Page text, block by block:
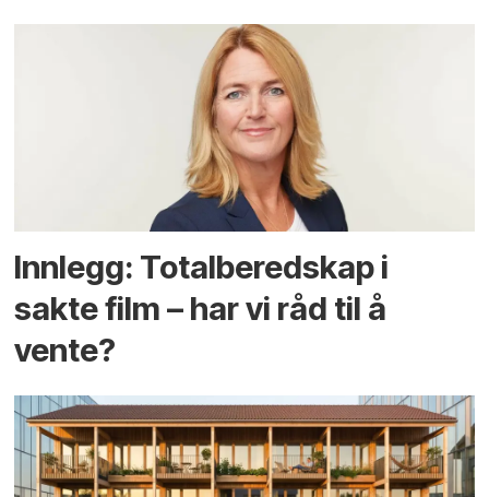
Innlegg: Totalberedskap i
sakte film – har vi råd til å
vente?